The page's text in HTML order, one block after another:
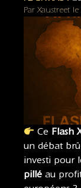
Par Xaustreet le
Ce Flash
un débat
investi pour
pillé au